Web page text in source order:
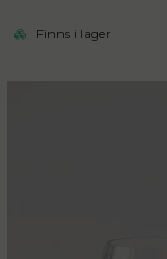
Finns i lager